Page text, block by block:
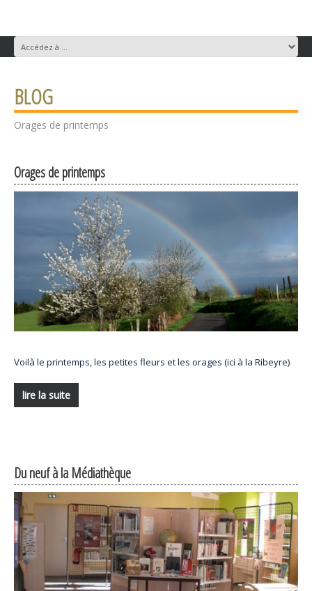
BLOG
Orages de printemps
Orages de printemps
Voilà le printemps, les petites fleurs et les orages (ici à la Ribeyre)
lire la suite
Du neuf à la Médiathèque